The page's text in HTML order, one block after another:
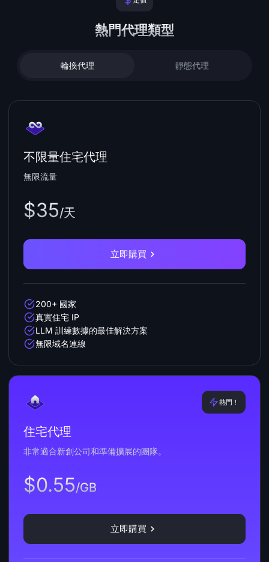
熱門代理類型
輪換代理 靜態代理
不限量住宅代理
無限流量
$35/天
立即購買
200+ 國家
真實住宅 IP
LLM 訓練數據的最佳解決方案
無限域名連線
熱門！
住宅代理
非常適合新創公司和準備擴展的團隊。
$0.55/GB
立即購買